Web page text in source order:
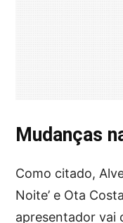
Mudanças
Como citado,
Noite’ e Ota
apresentador vai